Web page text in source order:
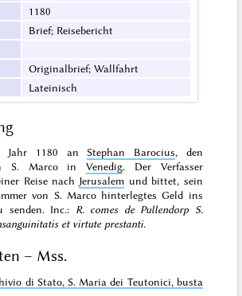
1180
Brief; Reisebericht
Originalbrief; Wallfahrt
Lateinisch
Jahr 1180 anStephan Barocius, den
S. Marco inVenedig. Der Verfasser
Reise nach Jerusalem und bittet, sein
von S. Marco hinterlegtes Geld ins
Inc.: R. comes de Pullendorp S.
et virtute prestanti.
– Mss.
di Stato, S. Maria dei Teutonici, busta